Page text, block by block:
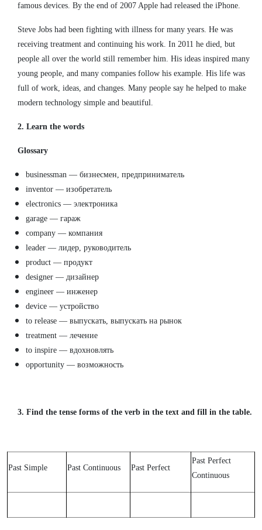
famous devices. By the end of 2007 Apple had released the iPhone.
Steve Jobs had been fighting with illness for many years. He was
receiving treatment and continuing his work. In 2011 he died, but
people all over the world still remember him. His ideas inspired many
young people, and many companies follow his example. His life was
full of work, ideas, and changes. Many people say he helped to make
modern technology simple and beautiful.
2. Learn the words
Glossary
businessman — бизнесмен, предприниматель
inventor — изобретатель
electronics — электроника
garage — гараж
company — компания
leader — лидер, руководитель
product — продукт
designer — дизайнер
engineer — инженер
device — устройство
to release — выпускать, выпускать на рынок
treatment — лечение
to inspire — вдохновлять
opportunity — возможность
3. Find the tense forms of the verb in the text and fill in the table.
Past Simple Past Continuous Past Perfect
Past Perfect
Continuous